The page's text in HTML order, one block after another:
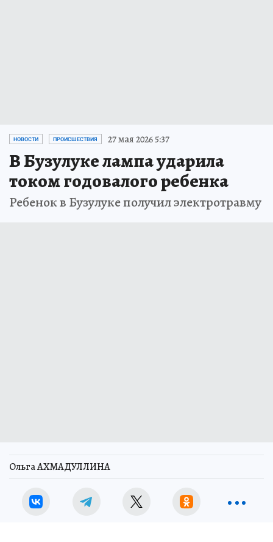
НОВОСТИ ПРОИСШЕСТВИЯ 27 мая 2026 5:37
В Бузулуке лампа ударила
током годовалого ребенка
Ребенок в Бузулуке получил электротравму
Ольга АХМАДУЛЛИНА